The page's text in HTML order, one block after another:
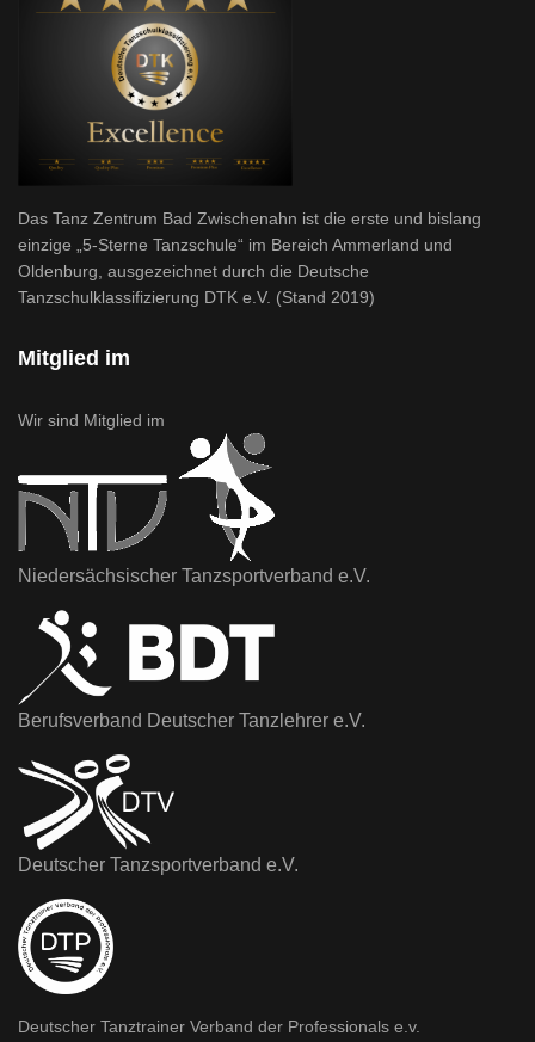
Das Tanz Zentrum Bad Zwischenahn ist die erste und bislang
einzige „5-Sterne Tanzschule“ im Bereich Ammerland und
Oldenburg, ausgezeichnet durch die Deutsche
Tanzschulklassifizierung DTK e.V. (Stand 2019)
Mitglied im
Wir sind Mitglied im
Niedersächsischer Tanzsportverband e.V.
Berufsverband Deutscher Tanzlehrer e.V.
Deutscher Tanzsportverband e.V.
Deutscher Tanztrainer Verband der Professionals e.v.